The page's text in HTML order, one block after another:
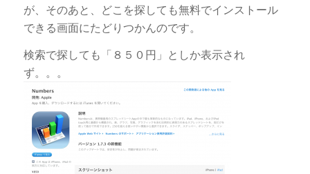
が、そのあと、どこを探しても無料でインストール
できる画面にたどりつかんのです。
検索で探しても「８５０円」としか表示され
ず。。。